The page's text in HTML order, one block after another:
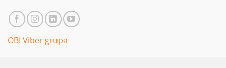
OBI Viber grupa